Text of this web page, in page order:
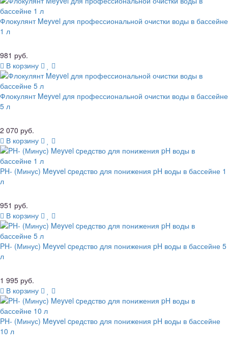
Флокулянт Meyvel для профессиональной очистки воды в бассейне
1 л
981 руб.
В корзину
Флокулянт Meyvel для профессиональной очистки воды в бассейне
5 л
2 070 руб.
В корзину
PH- (Минус) Meyvel cредство для понижения pH воды в бассейне 1
л
951 руб.
В корзину
PH- (Минус) Meyvel cредство для понижения pH воды в бассейне 5
л
1 995 руб.
В корзину
PH- (Минус) Meyvel cредство для понижения pH воды в бассейне
10 л